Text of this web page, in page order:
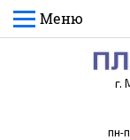
Меню
г.
пн-